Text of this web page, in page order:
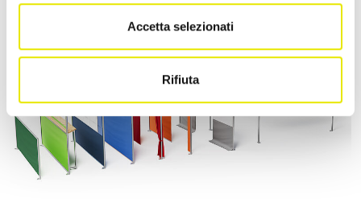
Accetta selezionati
Rifiuta